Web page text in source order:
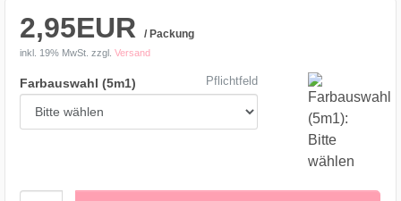
2,95EUR / Packung
inkl. 19% MwSt. zzgl. Versand
Farbauswahl (5m1) Pflichtfeld